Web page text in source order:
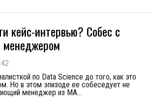
кейс-интервью? Собес с
по Data Science до того, как это
Но в этом эпизоде ее собеседует не
менеджер из MA...